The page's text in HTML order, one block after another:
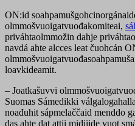
ON:id
olmmošvuoigatvuođakomiteai,
priváhtaolmmožin dahje
navdá ahte alcces leat čuohcán
loavkideamit.
– Joatkašuvvi
Suomas Sámedikki
noađuhit sápmelaččaid menddo
das ahte dat attii midjiide vuot